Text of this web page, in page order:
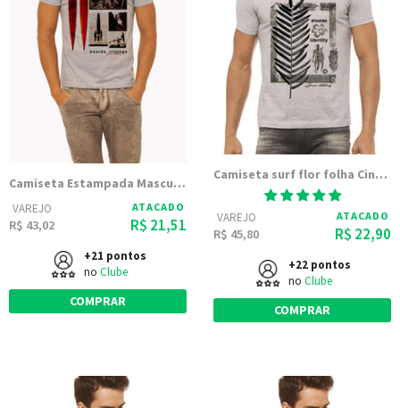
Camiseta Estampada Masculina Joss - Boards Vintage
VAREJO
R$ 43,02
ATACADO
R$ 21,51
+21 pontos
no Clube
COMPRAR
Camiseta surf flor folha Cinza Mescla Estampada
VAREJO
R$ 45,80
ATACADO
R$ 22,90
+22 pontos
no Clube
COMPRAR